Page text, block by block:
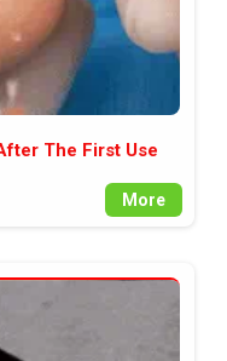
The First Use
More